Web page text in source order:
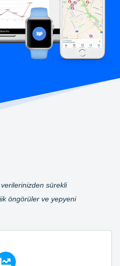
sürekli
öngörüler ve yepyeni